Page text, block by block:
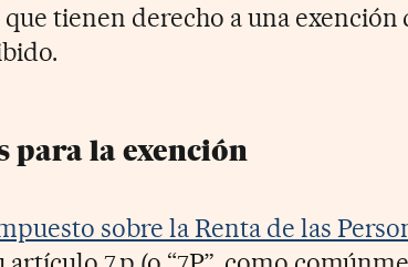
tienen derecho a una exención
para la exención
sobre la Renta de las